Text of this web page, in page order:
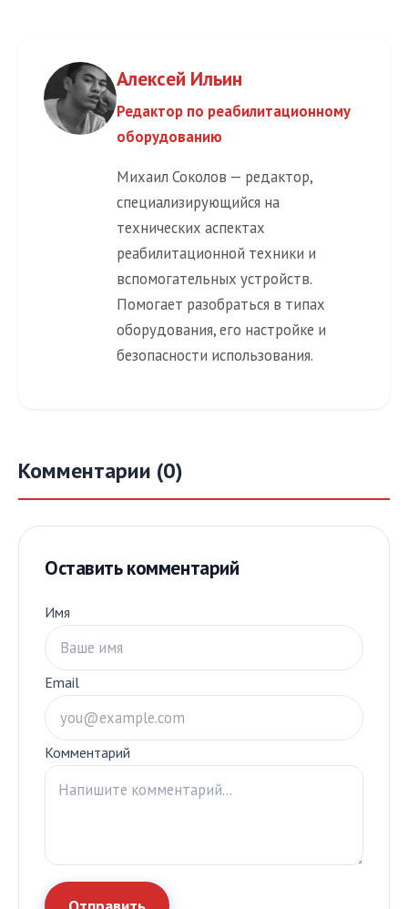
Алексей Ильин
Редактор по реабилитационному
оборудованию
Михаил Соколов — редактор,
специализирующийся на
технических аспектах
реабилитационной техники и
вспомогательных устройств.
Помогает разобраться в типах
оборудования, его настройке и
безопасности использования.
Комментарии (0)
Оставить комментарий
Имя
Email
Комментарий